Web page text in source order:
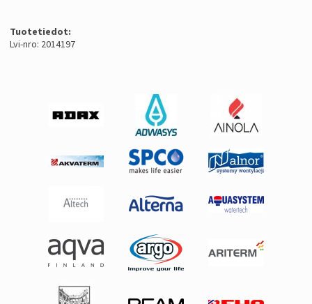
Tuotetiedot:
Lvi-nro: 2014197